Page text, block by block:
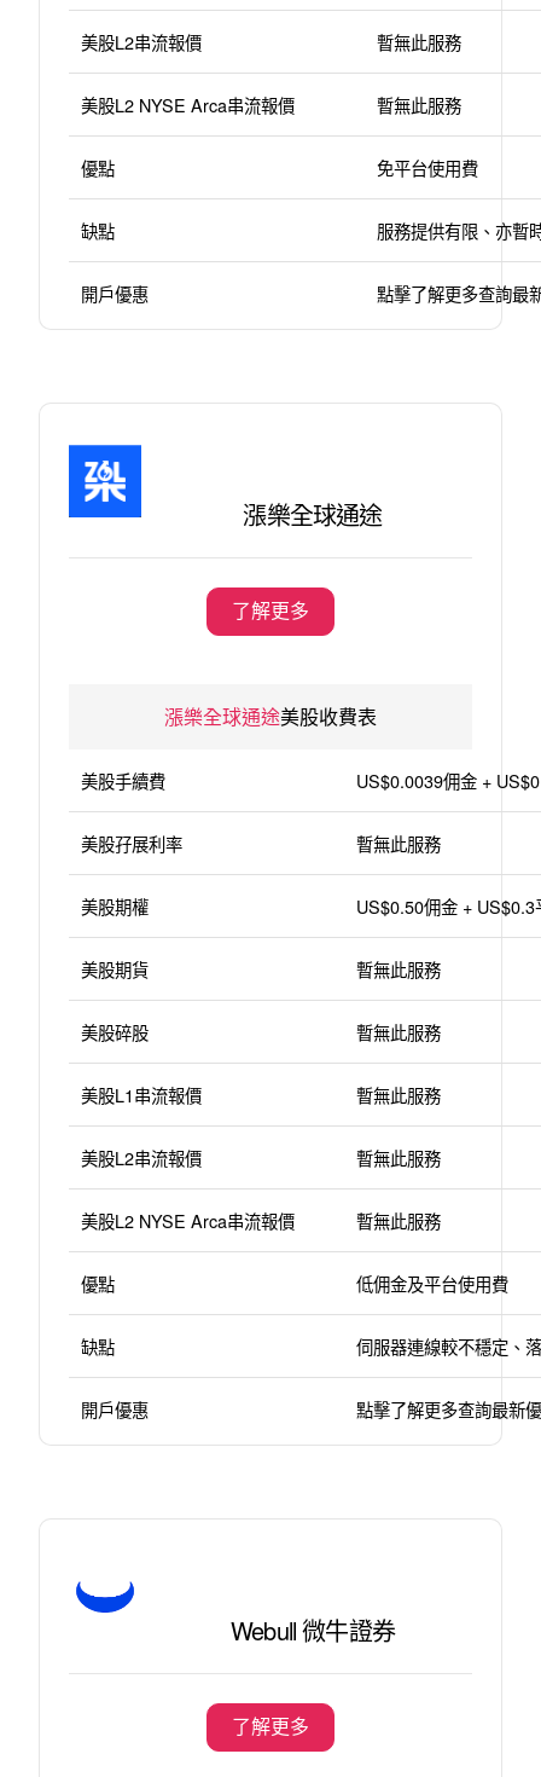
美股L2串流報價 暫無此服務
美股L2 NYSE Arca串流報價 暫無此服務
優點 免平台使用費
缺點 服務提供有限、亦暫
開戶優惠 點擊了解更多查詢最
漲樂全球通途
了解更多
漲樂全球通途美股收費表
美股手續費 US$0.0039佣金 +
美股孖展利率 暫無此服務
美股期權 US$0.50佣金 + US$0.3
美股期貨 暫無此服務
美股碎股 暫無此服務
美股L1串流報價 暫無此服務
美股L2串流報價 暫無此服務
美股L2 NYSE Arca串流報價 暫無此服務
優點 低佣金及平台使用費
缺點 伺服器連線較不穩定、
開戶優惠 點擊了解更多查詢最新
Webull 微牛證券
了解更多